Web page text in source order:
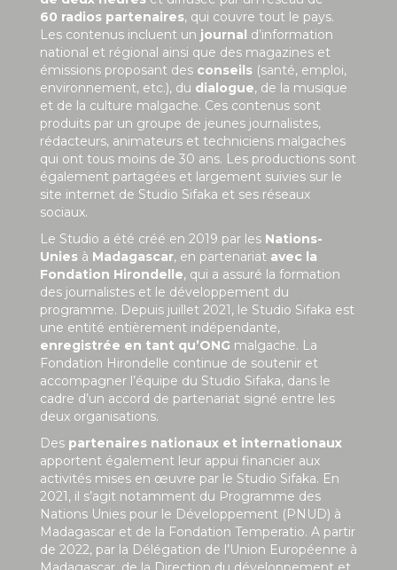
60 radios partenaires, qui couvre tout le pays.
Les contenus incluent un journal d’information
national et régional ainsi que des magazines et
émissions proposant des conseils (santé, emploi,
environnement, etc.), du dialogue, de la musique
et de la culture malgache. Ces contenus sont
produits par un groupe de jeunes journalistes,
rédacteurs, animateurs et techniciens malgaches
qui ont tous moins de 30 ans. Les productions sont
également partagées et largement suivies sur le
site internet de Studio Sifaka et ses réseaux
sociaux.
Le Studio a été créé en 2019 par les Nations-
Unies à Madagascar, en partenariat avec la
Fondation Hirondelle, qui a assuré la formation
des journalistes et le développement du
programme. Depuis juillet 2021, le Studio Sifaka est
une entité entièrement indépendante,
enregistrée en tant qu’ONG malgache. La
Fondation Hirondelle continue de soutenir et
accompagner l’équipe du Studio Sifaka, dans le
cadre d’un accord de partenariat signé entre les
deux organisations.
Des partenaires nationaux et internationaux
apportent également leur appui financier aux
activités mises en œuvre par le Studio Sifaka. En
2021, il s’agit notamment du Programme des
Nations Unies pour le Développement (PNUD) à
Madagascar et de la Fondation Temperatio. A partir
de 2022, par la Délégation de l’Union Européenne à